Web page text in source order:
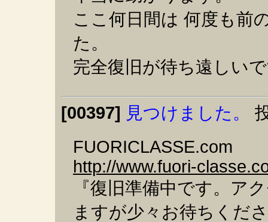
ここ何日間は 何度も前
た。
完全復旧が待ち遠しい
[00397] 見つけました。
FUORICLASSE.com
http://www.fuori-
『復旧準備中です。ア
ますが少々お待ちくださ